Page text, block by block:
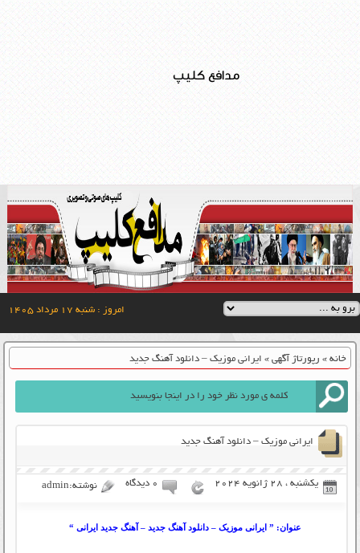
مدافع کلیپ
امروز : شنبه ۱۷ مرداد ۱۴۰۵
خانه» رپورتاژ آگهی» ایرانی موزیک – دانلود آهنگ جدید
ایرانی موزیک – دانلود آهنگ جدید
یکشنبه ، 28 ژانویه 2024 ۰ دیدگاه نوشته:admin
عنوان: ” ایرانی موزیک – دانلود آهنگ جدید – آهنگ جدید ایرانی “